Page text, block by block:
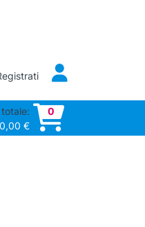
totale:
0,00 €
0